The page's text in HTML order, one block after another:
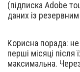
(підписка Adobe
даних із
Корисна порада:
перші місяці
максимальна.